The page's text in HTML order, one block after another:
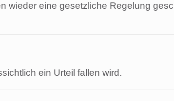
wieder eine gesetzliche Regelung
ein Urteil fallen wird.